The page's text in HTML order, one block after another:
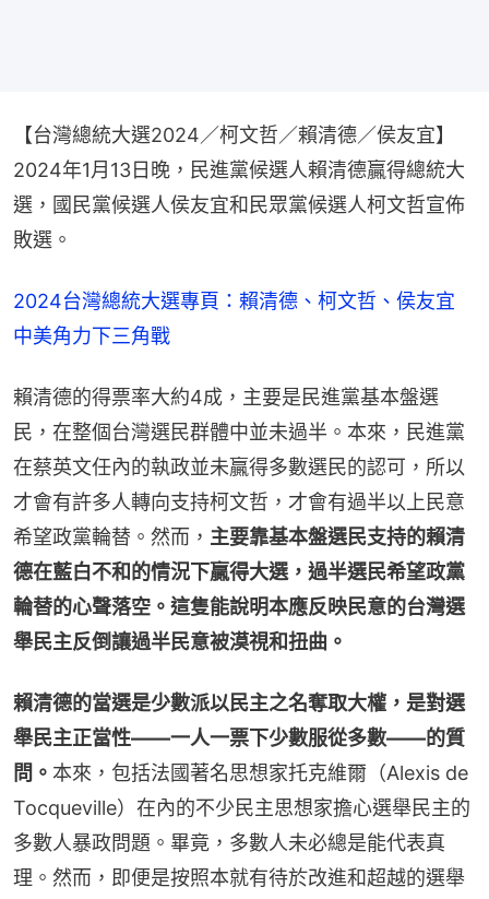
【台灣總統大選2024／柯文哲／賴清德／侯友宜】
2024年1月13日晚，民進黨候選人賴清德贏得總統大
選，國民黨候選人侯友宜和民眾黨候選人柯文哲宣佈
敗選。
2024台灣總統大選專頁：賴清德、柯文哲、侯友宜
中美角力下三角戰
賴清德的得票率大約4成，主要是民進黨基本盤選
民，在整個台灣選民群體中並未過半。本來，民進黨
在蔡英文任內的執政並未贏得多數選民的認可，所以
才會有許多人轉向支持柯文哲，才會有過半以上民意
希望政黨輪替。然而， 主要靠基本盤選民支持的賴清
德在藍白不和的情況下贏得大選，過半選民希望政黨
輪替的心聲落空。這隻能說明本應反映民意的台灣選
舉民主反倒讓過半民意被漠視和扭曲。
賴清德的當選是少數派以民主之名奪取大權，是對選
舉民主正當性——一人一票下少數服從多數——的質
問。 本來，包括法國著名思想家托克維爾（Alexis de
Tocqueville）在內的不少民主思想家擔心選舉民主的
多數人暴政問題。畢竟，多數人未必總是能代表真
理。然而，即便是按照本就有待於改進和超越的選舉